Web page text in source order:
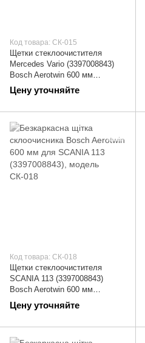
Код товара: СК-015
Щетки стеклоочистителя
Mercedes Vario (3397008843)
Bosch Aerotwin 600 мм
(дворники) | СК-015
Цену уточняйте
Код товара: СК-018
Щетки стеклоочистителя
SCANIA 113 (3397008843)
Bosch Aerotwin 600 мм
(дворники) | СК-018
Цену уточняйте